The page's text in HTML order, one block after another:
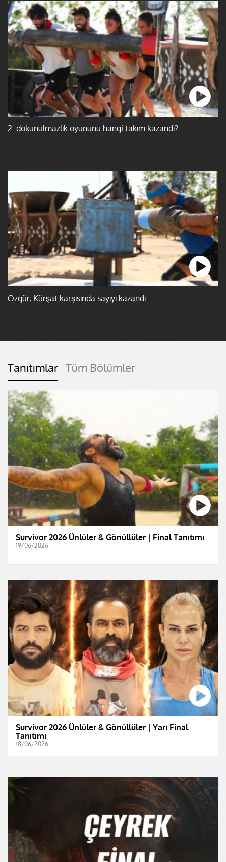
2. dokunulmazlık oyununu hangi takım kazandı?
Özgür, Kürşat karşısında sayıyı kazandı
Tanıtımlar Tüm Bölümler
Survivor 2026 Ünlüler & Gönüllüler | Final Tanıtımı
19/06/2026
Survivor 2026 Ünlüler & Gönüllüler | Yarı Final
Tanıtımı
18/06/2026